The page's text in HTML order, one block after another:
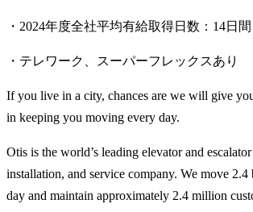
・2024年度全社平均有給取得日数：14日間
・テレワーク、スーパーフレックスあり
If you live in a city, chances are we will give
in keeping you moving every day.
Otis is the world’s leading elevator and
installation, and service company. We move
day and maintain approximately 2.4 million